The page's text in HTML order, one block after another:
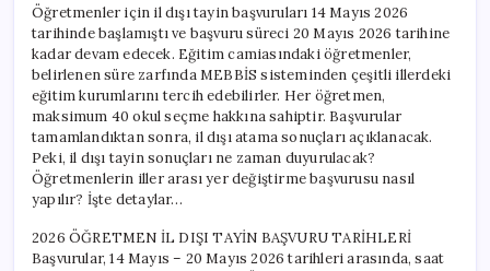
BAŞVURULARI
İÇİN
SON
GÜNLER
||
Atama
Sonuçları
Ne
Zaman
Açıklanacak?
Başvuru
Rehberi
Öğretmenler için il dışı tayin başvuruları 14 Mayıs 2026
tarihinde başlamıştı ve başvuru süreci 20 Mayıs 2026 tarihine
kadar devam edecek. Eğitim camiasındaki öğretmenler,
belirlenen süre zarfında MEBBİS sisteminden çeşitli illerdeki
eğitim kurumlarını tercih edebilirler. Her öğretmen,
maksimum 40 okul seçme hakkına sahiptir. Başvurular
tamamlandıktan sonra, il dışı atama sonuçları açıklanacak.
Peki, il dışı tayin sonuçları ne zaman duyurulacak?
Öğretmenlerin iller arası yer değiştirme başvurusu nasıl
yapılır? İşte detaylar…
2026 ÖĞRETMEN İL DIŞI TAYİN BAŞVURU TARİHLERİ
Başvurular, 14 Mayıs – 20 Mayıs 2026 tarihleri arasında, saat